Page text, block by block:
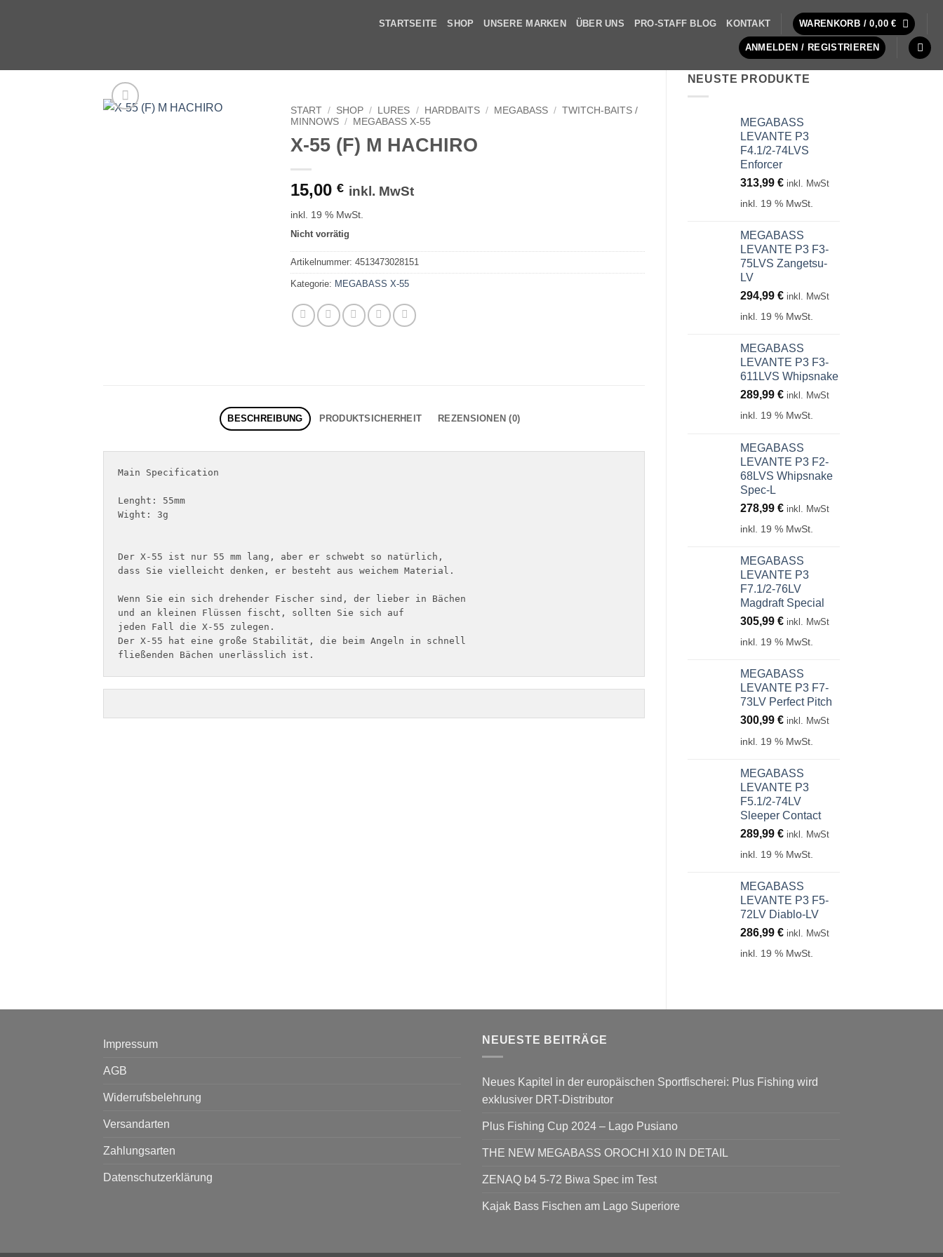
STARTSEITE SHOP UNSERE MARKEN ÜBER UNS PRO-STAFF BLOG KONTAKT WARENKORB /0,00€
ANMELDEN / REGISTRIEREN
NEUSTE PRODUKTE
MEGABASS
LEVANTE P3
F4.1/2-74LVS
Enforcer
313,99 € inkl. MwSt
inkl. 19 % MwSt.
MEGABASS
LEVANTE P3 F3-
75LVS Zangetsu-
LV
294,99 € inkl. MwSt
inkl. 19 % MwSt.
MEGABASS
LEVANTE P3 F3-
611LVS Whipsnake
289,99 € inkl. MwSt
inkl. 19 % MwSt.
MEGABASS
LEVANTE P3 F2-
68LVS Whipsnake
Spec-L
278,99 € inkl. MwSt
inkl. 19 % MwSt.
MEGABASS
LEVANTE P3
F7.1/2-76LV
Magdraft Special
305,99 € inkl. MwSt
inkl. 19 % MwSt.
MEGABASS
LEVANTE P3 F7-
73LV Perfect Pitch
300,99 € inkl. MwSt
inkl. 19 % MwSt.
MEGABASS
LEVANTE P3
F5.1/2-74LV
Sleeper Contact
289,99 € inkl. MwSt
inkl. 19 % MwSt.
MEGABASS
LEVANTE P3 F5-
72LV Diablo-LV
286,99 € inkl. MwSt
inkl. 19 % MwSt.
START / SHOP / LURES / HARDBAITS / MEGABASS / TWITCH-BAITS /
MINNOWS / MEGABASS X-55
X-55 (F) M HACHIRO
15,00€ inkl. MwSt
inkl. 19 % MwSt.
Nicht vorrätig
Artikelnummer:4513473028151
Kategorie: MEGABASS X-55
BESCHREIBUNG PRODUKTSICHERHEIT REZENSIONEN (0)
Main Specification
Lenght: 55mm
Wight: 3g
Der X-55 ist nur 55 mm lang, aber er schwebt so natürlich,
dass Sie vielleicht denken, er besteht aus weichem Material.
Wenn Sie ein sich drehender Fischer sind, der lieber in Bächen
und an kleinen Flüssen fischt, sollten Sie sich auf
jeden Fall die X-55 zulegen.
Der X-55 hat eine große Stabilität, die beim Angeln in schnell
fließenden Bächen unerlässlich ist.
Impressum
AGB
Widerrufsbelehrung
Versandarten
Zahlungsarten
Datenschutzerklärung
NEUESTE BEITRÄGE
Neues Kapitel in der europäischen Sportfischerei: Plus Fishing wird
exklusiver DRT-Distributor
Plus Fishing Cup 2024 – Lago Pusiano
THE NEW MEGABASS OROCHI X10 IN DETAIL
ZENAQ b4 5-72 Biwa Spec im Test
Kajak Bass Fischen am Lago Superiore